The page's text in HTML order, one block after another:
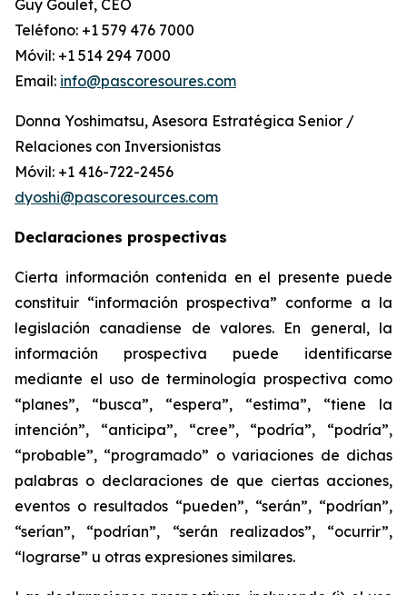
Guy Goulet, CEO
Teléfono: +1 579 476 7000
Móvil: +1 514 294 7000
Email: info@pascoresoures.com
Donna Yoshimatsu, Asesora Estratégica Senior /
Relaciones con Inversionistas
Móvil: +1 416-722-2456
dyoshi@pascoresources.com
Declaraciones prospectivas
Cierta información contenida en el presente puede
constituir “información prospectiva” conforme a la
legislación canadiense de valores. En general, la
información prospectiva puede identificarse
mediante el uso de terminología prospectiva como
“planes”, “busca”, “espera”, “estima”, “tiene la
intención”, “anticipa”, “cree”, “podría”, “podría”,
“probable”, “programado” o variaciones de dichas
palabras o declaraciones de que ciertas acciones,
eventos o resultados “pueden”, “serán”, “podrían”,
“serían”, “podrían”, “serán realizados”, “ocurrir”,
“lograrse” u otras expresiones similares.